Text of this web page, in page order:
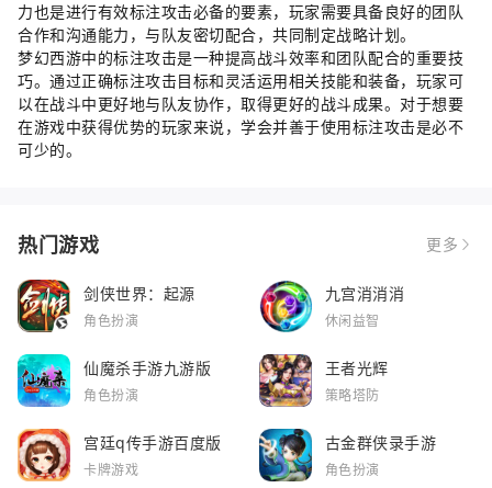
力也是进行有效标注攻击必备的要素，玩家需要具备良好的团队
合作和沟通能力，与队友密切配合，共同制定战略计划。
梦幻西游中的标注攻击是一种提高战斗效率和团队配合的重要技
巧。通过正确标注攻击目标和灵活运用相关技能和装备，玩家可
以在战斗中更好地与队友协作，取得更好的战斗成果。对于想要
在游戏中获得优势的玩家来说，学会并善于使用标注攻击是必不
可少的。
热门游戏 更多
剑侠世界：起源
角色扮演
九宫消消消
休闲益智
仙魔杀手游九游版
角色扮演
王者光辉
策略塔防
宫廷q传手游百度版
卡牌游戏
古金群侠录手游
角色扮演